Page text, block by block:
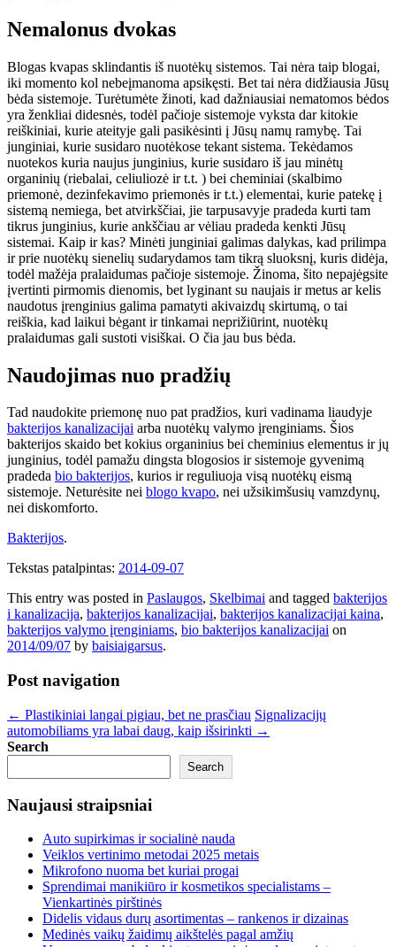
Nemalonus dvokas
Blogas kvapas sklindantis iš nuotėkų sistemos. Tai nėra taip blogai,
iki momento kol nebeįmanoma apsikęsti. Bet tai nėra didžiausia Jūsų
bėda sistemoje. Turėtumėte žinoti, kad dažniausiai nematomos bėdos
yra ženkliai didesnės, todėl pačioje sistemoje vyksta dar kitokie
reiškiniai, kurie ateityje gali pasikėsinti į Jūsų namų ramybę. Tai
junginiai, kurie susidaro nuotėkose tekant sistema. Tekėdamos
nuotekos kuria naujus junginius, kurie susidaro iš jau minėtų
organinių (riebalai, celiuliozė ir t.t. ) bei cheminiai (skalbimo
priemonė, dezinfekavimo priemonės ir t.t.) elementai, kurie patekę į
sistemą nemiega, bet atvirkščiai, jie tarpusavyje pradeda kurti tam
tikrus junginius, kurie ankščiau ar vėliau pradeda kenkti Jūsų
sistemai. Kaip ir kas? Minėti junginiai galimas dalykas, kad prilimpa
ir prie nuotėkų sienelių sudarydamos tam tikrą sluoksnį, kuris didėja,
todėl mažėja pralaidumas pačioje sistemoje. Žinoma, šito nepajėgsite
įvertinti pirmomis dienomis, bet lyginant su naujais ir metus ar kelis
naudotus įrenginius galima pamatyti akivaizdų skirtumą, o tai
reiškia, kad laikui bėgant ir tinkamai neprižiūrint, nuotėkų
pralaidumas gali sustoti visiškai. O čia jau bus bėda.
Naudojimas nuo pradžių
Tad naudokite priemonę nuo pat pradžios, kuri vadinama liaudyje
bakterijos kanalizacijai arba nuotėkų valymo įrenginiams. Šios
bakterijos skaido bet kokius organinius bei cheminius elementus ir jų
junginius, todėl pamažu dingsta blogosios ir sistemoje gyvenimą
pradeda bio bakterijos, kurios ir reguliuoja visą nuotėkų eismą
sistemoje. Neturėsite nei blogo kvapo, nei užsikimšusių vamzdynų,
nei diskomforto.
Bakterijos.
Tekstas patalpintas: 2014-09-07
This entry was posted in Paslaugos, Skelbimai and tagged bakterijos
i kanalizacija, bakterijos kanalizacijai, bakterijos kanalizacijai kaina,
bakterijos valymo įrenginiams, bio bakterijos kanalizacijai on
2014/09/07 by baisiaigarsus.
Post navigation
← Plastikiniai langai pigiau, bet ne prasčiau Signalizacijų
automobiliams yra labai daug, kaip išsirinkti →
Search
Search
Naujausi straipsniai
Auto supirkimas ir socialinė nauda
Veiklos vertinimo metodai 2025 metais
Mikrofono nuoma bet kuriai progai
Sprendimai manikiūro ir kosmetikos specialistams –
Vienkartinės pirštinės
Didelis vidaus durų asortimentas – rankenos ir dizainas
Medinės vaikų žaidimų aikštelės pagal amžių